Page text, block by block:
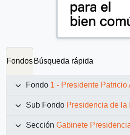
Fondos Búsqueda rápida
Fondo 1 - Presidente Patricio
Sub Fondo Presidencia de la República
Sección Gabinete Presidencial,